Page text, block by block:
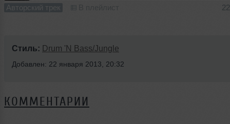
Авторский трек
Стиль: Drum 'N Bass/Jungle
Добавлен: 22 января 2013, 20:32
КОММЕНТАРИИ